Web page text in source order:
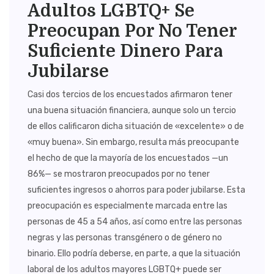
Adultos LGBTQ+ Se
Preocupan Por No Tener
Suficiente Dinero Para
Jubilarse
Casi dos tercios de los encuestados afirmaron tener
una buena situación financiera, aunque solo un tercio
de ellos calificaron dicha situación de «excelente» o de
«muy buena». Sin embargo, resulta más preocupante
el hecho de que la mayoría de los encuestados —un
86%— se mostraron preocupados por no tener
suficientes ingresos o ahorros para poder jubilarse. Esta
preocupación es especialmente marcada entre las
personas de 45 a 54 años, así como entre las personas
negras y las personas transgénero o de género no
binario. Ello podría deberse, en parte, a que la situación
laboral de los adultos mayores LGBTQ+ puede ser